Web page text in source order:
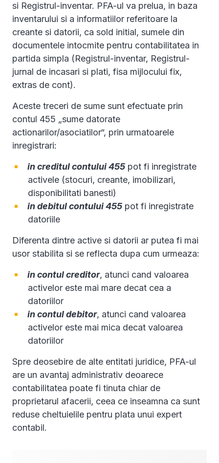
si Registrul-inventar. PFA-ul va prelua, in baza
inventarului si a informatiilor referitoare la
creante si datorii, ca sold initial, sumele din
documentele intocmite pentru contabilitatea in
partida simpla (Registrul-inventar, Registrul-
jurnal de incasari si plati, fisa mijlocului fix,
extras de cont).
Aceste treceri de sume sunt efectuate prin
contul 455 „sume datorate
actionarilor/asociatilor“, prin urmatoarele
inregistrari:
in creditul contului 455 pot fi inregistrate
activele (stocuri, creante, imobilizari,
disponibilitati banesti)
in debitul contului 455 pot fi inregistrate
datoriile
Diferenta dintre active si datorii ar putea fi mai
usor stabilita si se reflecta dupa cum urmeaza:
in contul creditor, atunci cand valoarea
activelor este mai mare decat cea a
datoriilor
in contul debitor, atunci cand valoarea
activelor este mai mica decat valoarea
datoriilor
Spre deosebire de alte entitati juridice, PFA-ul
are un avantaj administrativ deoarece
contabilitatea poate fi tinuta chiar de
proprietarul afacerii, ceea ce inseamna ca sunt
reduse cheltuielile pentru plata unui expert
contabil.